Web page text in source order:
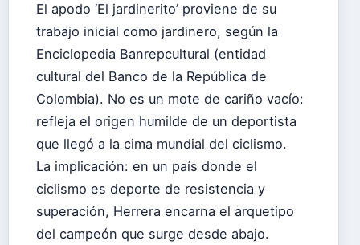
El apodo ‘El jardinerito’ proviene de su
trabajo inicial como jardinero, según la
Enciclopedia Banrepcultural (entidad
cultural del Banco de la República de
Colombia). No es un mote de cariño vacío:
refleja el origen humilde de un deportista
que llegó a la cima mundial del ciclismo.
La implicación: en un país donde el
ciclismo es deporte de resistencia y
superación, Herrera encarna el arquetipo
del campeón que surge desde abajo.